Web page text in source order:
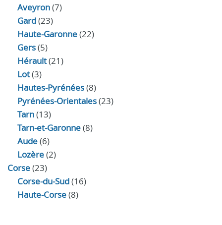
Aveyron(7)
Gard(23)
Haute-Garonne(22)
Gers(5)
Hérault(21)
Lot(3)
Hautes-Pyrénées(8)
Pyrénées-Orientales(23)
Tarn(13)
Tarn-et-Garonne(8)
Aude(6)
Lozère(2)
Corse(23)
Corse-du-Sud(16)
Haute-Corse(8)